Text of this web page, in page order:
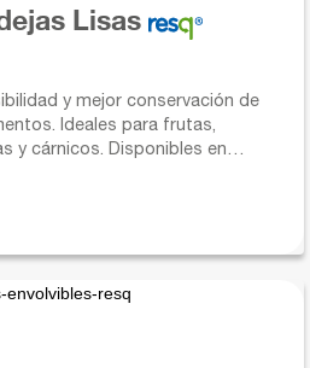
Lisas
y mejor conservación de
Ideales para frutas,
Disponibles en